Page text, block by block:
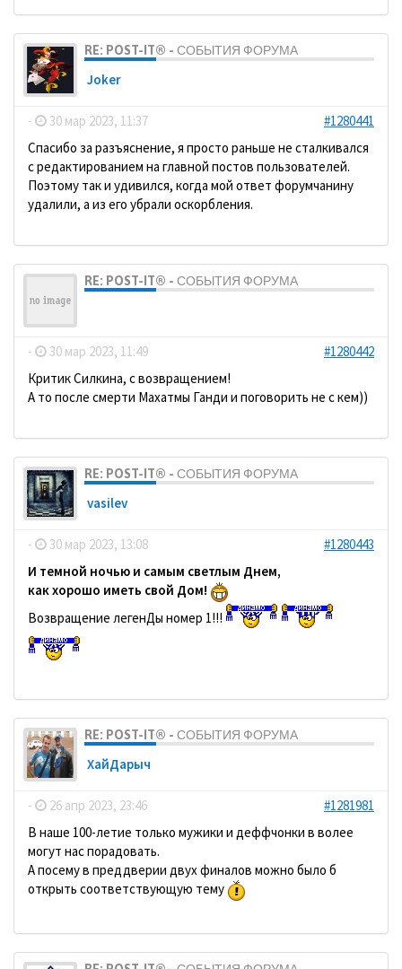
RE: POST-IT® - СОБЫТИЯ ФОРУМА
Joker
- 30 мар 2023, 11:37
#1280441
Спасибо за разъяснение, я просто раньше не сталкивался
с редактированием на главной постов пользователей.
Поэтому так и удивился, когда мой ответ форумчанину
удалили, а из его убрали оскорбления.
RE: POST-IT® - СОБЫТИЯ ФОРУМА
- 30 мар 2023, 11:49
#1280442
Критик Силкина, с возвращением!
А то после смерти Махатмы Ганди и поговорить не с кем))
RE: POST-IT® - СОБЫТИЯ ФОРУМА
vasilev
- 30 мар 2023, 13:08
#1280443
И темной ночью и самым светлым Днем,
как хорошо иметь свой Дом!
Возвращение легенДы номер 1!!!
RE: POST-IT® - СОБЫТИЯ ФОРУМА
ХайДарыч
- 26 апр 2023, 23:46
#1281981
В наше 100-летие только мужики и деффчонки в волее
могут нас порадовать.
А посему в преддверии двух финалов можно было б
открыть соответствующую тему